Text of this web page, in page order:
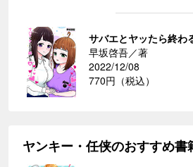
サバエとヤッたら終
早坂啓吾／著
2022/12/08
770円（税込）
ヤンキー・任侠のおすすめ書